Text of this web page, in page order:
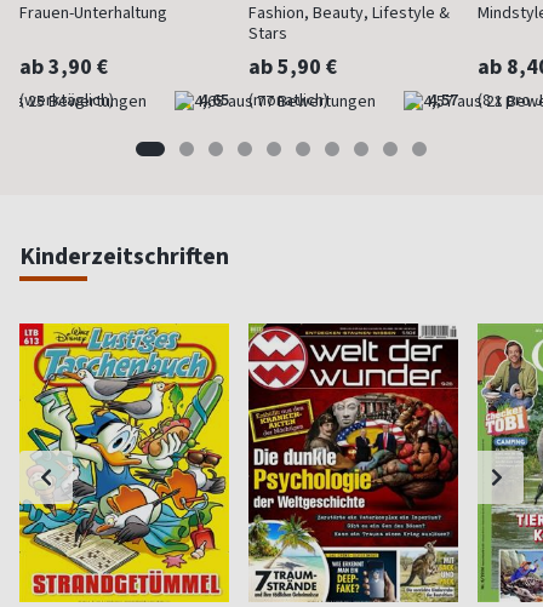
Frauen-Unterhaltung
ab 3,90 €
(werktäglich) 4,65
Fashion, Beauty, Lifestyle &
Stars
ab 5,90 €
(monatlich) 4,57
ab
(8 x pro
Kinderzeitschriften